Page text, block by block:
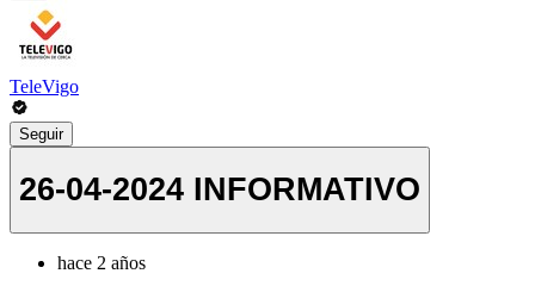
TeleVigo
Seguir
26-04-2024 INFORMATIVO
hace 2 años